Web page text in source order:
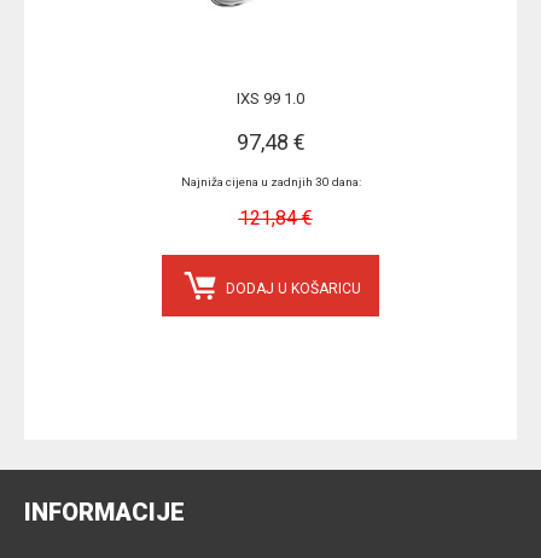
IXS 99 1.0
97,48 €
Najniža cijena u zadnjih 30 dana:
121,84 €
DODAJ U KOŠARICU
INFORMACIJE